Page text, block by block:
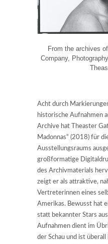
From the archives
Company,
Acht durch
historische Aufnahmen
Archive hat Theaster
Madonnas“ (2018) für
Ausstellungsraums
großformatige
des Archivmaterials
zeigt er als attraktive,
Vertreterinnen eines
Amerikas. Bewusst hat
statt bekannter Stars
Aufnahmen dient im
der Schau und ist